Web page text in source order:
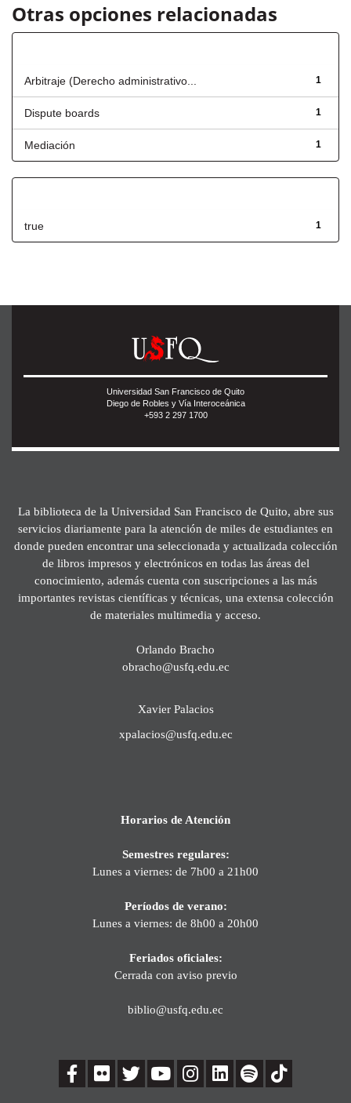
Otras opciones relacionadas
1
Arbitraje (Derecho administrativo...
1
Dispute boards
1
Mediación
1
true
Universidad San Francisco de Quito
Diego de Robles y Vía Interoceánica
+593 2 297 1700
La biblioteca de la Universidad San Francisco de Quito, abre sus
servicios diariamente para la atención de miles de estudiantes en
donde pueden encontrar una seleccionada y actualizada colección
de libros impresos y electrónicos en todas las áreas del
conocimiento, además cuenta con suscripciones a las más
importantes revistas científicas y técnicas, una extensa colección
de materiales multimedia y acceso.
Orlando Bracho
obracho@usfq.edu.ec
Xavier Palacios
xpalacios@usfq.edu.ec
Horarios de Atención
Semestres regulares:
Lunes a viernes: de 7h00 a 21h00
Períodos de verano:
Lunes a viernes: de 8h00 a 20h00
Feriados oficiales:
Cerrada con aviso previo
biblio@usfq.edu.ec